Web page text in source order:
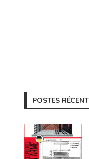
POSTES